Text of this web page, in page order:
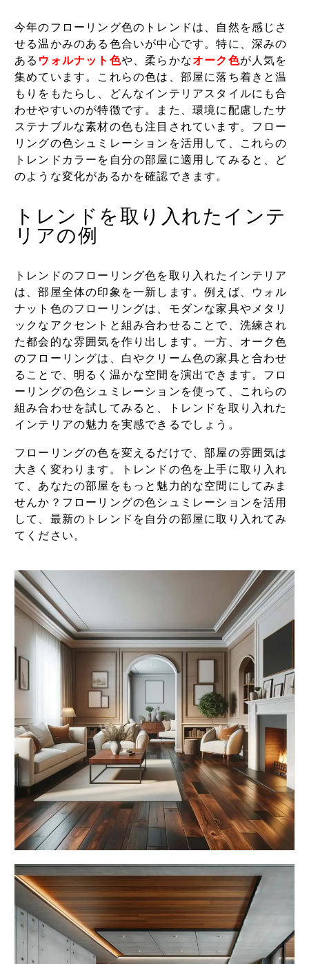
今年のフローリング色のトレンドは、自然を感じさ
せる温かみのある色合いが中心です。特に、深みの
ある ウォルナット色や、柔らかなオーク色が人気を
集めています。これらの色は、部屋に落ち着きと温
もりをもたらし、どんなインテリアスタイルにも合
わせやすいのが特徴です。また、環境に配慮したサ
ステナブルな素材の色も注目されています。フロー
リングの色シュミレーションを活用して、これらの
トレンドカラーを自分の部屋に適用してみると、ど
のような変化があるかを確認できます。
トレンドを取り入れたインテ
リアの例
トレンドのフローリング色を取り入れたインテリア
は、部屋全体の印象を一新します。例えば、ウォル
ナット色のフローリングは、モダンな家具やメタリ
ックなアクセントと組み合わせることで、洗練され
た都会的な雰囲気を作り出します。一方、オーク色
のフローリングは、白やクリーム色の家具と合わせ
ることで、明るく温かな空間を演出できます。フロ
ーリングの色シュミレーションを使って、これらの
組み合わせを試してみると、トレンドを取り入れた
インテリアの魅力を実感できるでしょう。
フローリングの色を変えるだけで、部屋の雰囲気は
大きく変わります。トレンドの色を上手に取り入れ
て、あなたの部屋をもっと魅力的な空間にしてみま
せんか？フローリングの色シュミレーションを活用
して、最新のトレンドを自分の部屋に取り入れてみ
てください。